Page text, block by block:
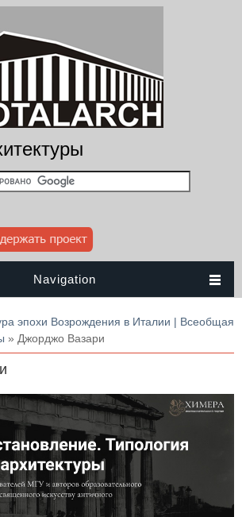
Navigation
эпохи Возрождения в Италии | Всеобщая
» Джорджо Вазари